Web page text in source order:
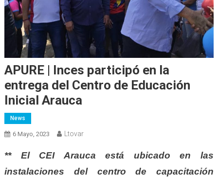
APURE | Inces participó en la
entrega del Centro de Educación
Inicial Arauca
News
6 Mayo, 2023 Ltovar
** El CEI Arauca está ubicado en las
instalaciones del centro de capacitación